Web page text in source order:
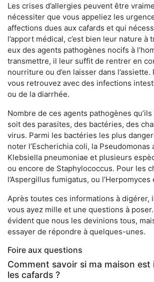
Les crises d’allergies peuvent être
nécessiter que vous appeliez les
affections dues aux cafards et qui
l’apport médical, c’est bien leur nature à
eux des agents pathogènes nocifs à
transmettre, il leur suffit de rentrer en
nourriture ou d’en laisser dans l’assiette.
vous retrouvez avec des infections
ou de la diarrhée.
Nombre de ces agents pathogènes
soit des parasites, des bactéries, des
virus. Parmi les bactéries les plus
noter l’Escherichia coli, la Pseudomonas
Klebsiella pneumoniae et plusieurs
ou encore de Staphylococcus. Pour les
l’Aspergillus fumigatus, ou l’Herpomyces
Après toutes ces informations à digérer,
vous ayez mille et une questions à poser.
évident que nous les devinions tous,
essayer de répondre à quelques-unes.
Foire aux questions
Comment savoir si ma maison est
les cafards ?